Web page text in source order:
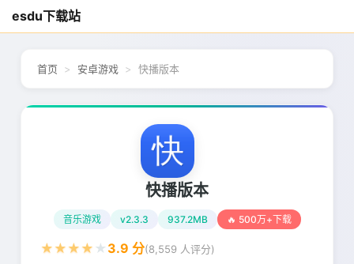
esdu下载站
首页 安卓游戏 快播版本
快播版本
音乐游戏 v2.3.3 937.2MB 🔥 500万+下载
★ ★ ★ ★ ★ 3.9 分(8,559 人评分)